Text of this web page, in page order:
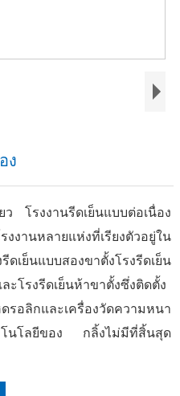
ง
ว โรงงานรีดเย็นแบบต่อเนื่อง
งานหลายแห่งที่เรียงตัวอยู่ใน
เย็นแบบสองขาตั้งโรงรีดเย็น
ะโรงรีดเย็นห้าขาตั้งซึ่งติดตั้ง
ลิกและเครื่องวัดความหนา
โนโลยีของ กลิ้งไม่มีที่สิ้นสุด